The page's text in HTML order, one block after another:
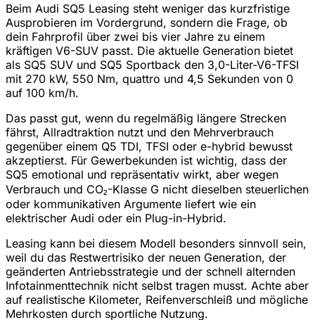
Beim Audi SQ5 Leasing steht weniger das kurzfristige
Ausprobieren im Vordergrund, sondern die Frage, ob
dein Fahrprofil über zwei bis vier Jahre zu einem
kräftigen V6-SUV passt. Die aktuelle Generation bietet
als SQ5 SUV und SQ5 Sportback den 3,0-Liter-V6-TFSI
mit 270 kW, 550 Nm, quattro und 4,5 Sekunden von 0
auf 100 km/h.
Das passt gut, wenn du regelmäßig längere Strecken
fährst, Allradtraktion nutzt und den Mehrverbrauch
gegenüber einem Q5 TDI, TFSI oder e-hybrid bewusst
akzeptierst. Für Gewerbekunden ist wichtig, dass der
SQ5 emotional und repräsentativ wirkt, aber wegen
Verbrauch und CO₂-Klasse G nicht dieselben steuerlichen
oder kommunikativen Argumente liefert wie ein
elektrischer Audi oder ein Plug-in-Hybrid.
Leasing kann bei diesem Modell besonders sinnvoll sein,
weil du das Restwertrisiko der neuen Generation, der
geänderten Antriebsstrategie und der schnell alternden
Infotainmenttechnik nicht selbst tragen musst. Achte aber
auf realistische Kilometer, Reifenverschleiß und mögliche
Mehrkosten durch sportliche Nutzung.